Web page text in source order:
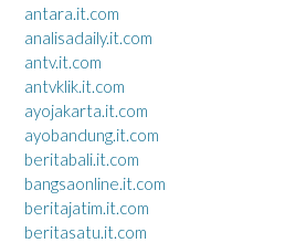
antara.it.com
analisadaily.it.com
antv.it.com
antvklik.it.com
ayojakarta.it.com
ayobandung.it.com
beritabali.it.com
bangsaonline.it.com
beritajatim.it.com
beritasatu.it.com